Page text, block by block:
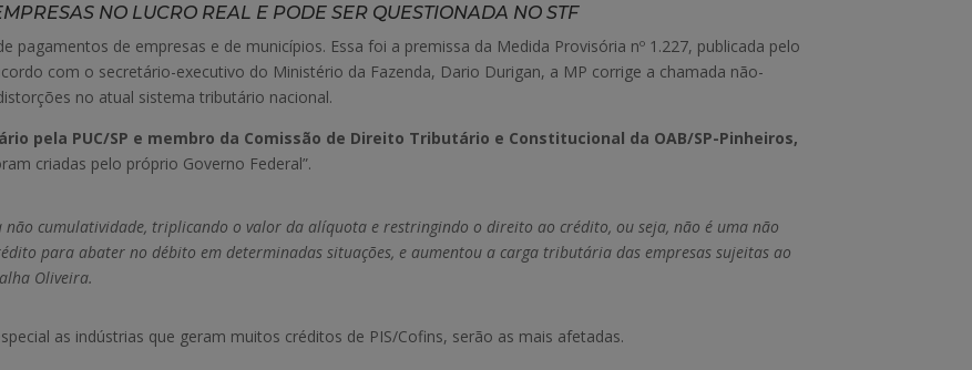
NO LUCRO REAL E PODE SER QUESTIONADA NO STF
pagamentos de empresas e de municípios. Essa foi a premissa da Medida Provisória nº 1.227, publicada pelo
com o secretário-executivo do Ministério da Fazenda, Dario Durigan, a MP corrige a chamada não-
no atual sistema tributário nacional.
pela PUC/SP e membro da Comissão de Direito Tributário e Constitucional da OAB/SP-Pinheiros,
criadas pelo próprio Governo Federal”.
não cumulatividade, triplicando o valor da alíquota e restringindo o direito ao crédito, ou seja, não é uma não
para abater no débito em determinadas situações, e aumentou a carga tributária das empresas sujeitas ao
Oliveira.
as indústrias que geram muitos créditos de PIS/Cofins, serão as mais afetadas.